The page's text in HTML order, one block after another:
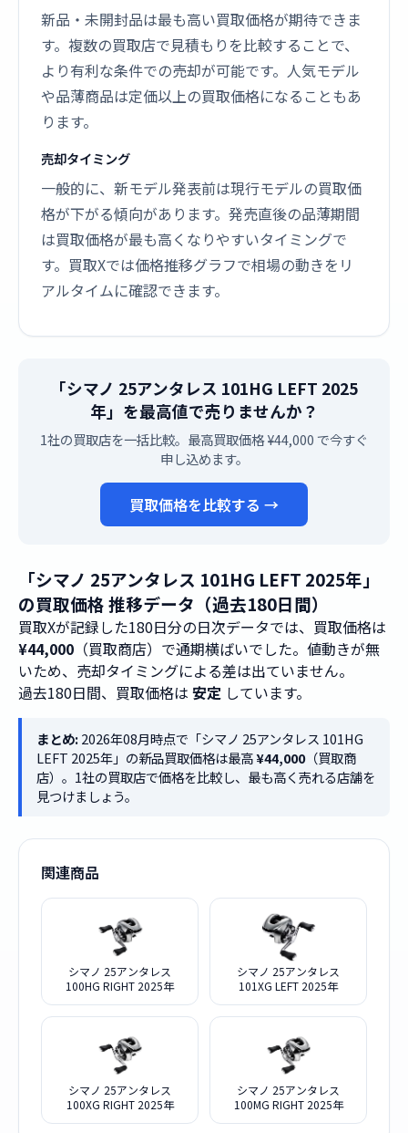
新品・未開封品は最も高い買取価格が期待できま
す。複数の買取店で見積もりを比較することで、
より有利な条件での売却が可能です。人気モデル
や品薄商品は定価以上の買取価格になることもあ
ります。
売却タイミング
一般的に、新モデル発表前は現行モデルの買取価
格が下がる傾向があります。発売直後の品薄期間
は買取価格が最も高くなりやすいタイミングで
す。買取Xでは価格推移グラフで相場の動きをリ
アルタイムに確認できます。
「シマノ 25アンタレス 101HG LEFT 2025
年」を最高値で売りませんか？
1社の買取店を一括比較。最高買取価格 ¥44,000 で今すぐ
申し込めます。
買取価格を比較する →
「シマノ 25アンタレス 101HG LEFT 2025年」
の買取価格 推移データ（過去180日間）
買取Xが記録した180日分の日次データでは、買取価格は
¥44,000 （買取商店）で通期横ばいでした。値動きが無
いため、売却タイミングによる差は出ていません。
過去180日間、買取価格は 安定 しています。
まとめ:2026年08月時点で「シマノ 25アンタレス 101HG
LEFT 2025年」の新品買取価格は最高¥44,000（買取商
店）。1社の買取店で価格を比較し、最も高く売れる店舗を
見つけましょう。
関連商品
シマノ 25アンタレス
100HG RIGHT 2025年
シマノ 25アンタレス
101XG LEFT 2025年
シマノ 25アンタレス
100XG RIGHT 2025年
シマノ 25アンタレス
100MG RIGHT 2025年